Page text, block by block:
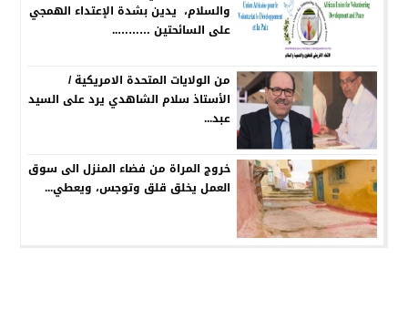
والسلام، يدين بشدة الإعتداء الهمجي
على السائحتين ………..
من الولايات المتحدة الامريكية /
الأستاذ سلام الشاهدي يرد على السيد
عبد...
خروج المراة من فضاء المنزل الى سوق
العمل يخلق قلق وتوجس، ويعطي...